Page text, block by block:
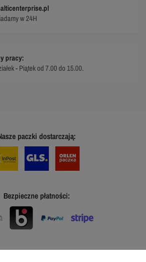
w 24H
pracy:
- Piątek od 7.00 do 15.00.
paczki dostarczają:
Bezpieczne płatności: